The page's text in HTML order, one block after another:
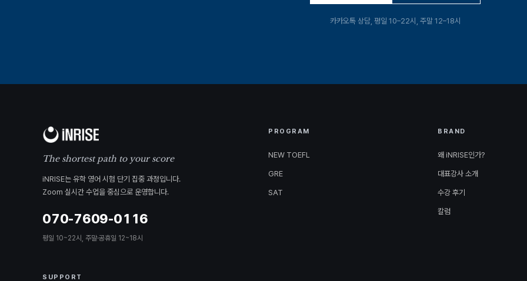
카카오톡 상담, 평일 10–22시, 주말 12–18시
The shortest path to your score
iNRISE는 유학 영어 시험 단기 집중 과정입니다.
Zoom 실시간 수업을 중심으로 운영합니다.
070-7609-0116
평일 10~22시, 주말·공휴일 12~18시
PROGRAM
NEW TOEFL
GRE
SAT
BRAND
왜 iNRISE인가?
대표강사 소개
수강 후기
칼럼
SUPPORT